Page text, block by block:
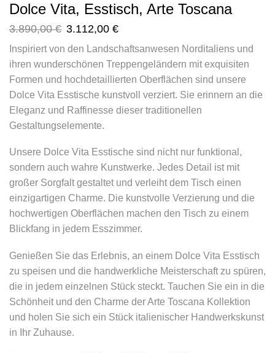
Dolce Vita, Esstisch, Arte Toscana
3.890,00€ 3.112,00 €
Inspiriert von den Landschaftsanwesen Norditaliens und
ihren wunderschönen Treppengeländern mit exquisiten
Formen und hochdetaillierten Oberflächen sind unsere
Dolce Vita Esstische kunstvoll verziert. Sie erinnern an die
Eleganz und Raffinesse dieser traditionellen
Gestaltungselemente.
Unsere Dolce Vita Esstische sind nicht nur funktional,
sondern auch wahre Kunstwerke. Jedes Detail ist mit
großer Sorgfalt gestaltet und verleiht dem Tisch einen
einzigartigen Charme. Die kunstvolle Verzierung und die
hochwertigen Oberflächen machen den Tisch zu einem
Blickfang in jedem Esszimmer.
Genießen Sie das Erlebnis, an einem Dolce Vita Esstisch
zu speisen und die handwerkliche Meisterschaft zu spüren,
die in jedem einzelnen Stück steckt. Tauchen Sie ein in die
Schönheit und den Charme der Arte Toscana Kollektion
und holen Sie sich ein Stück italienischer Handwerkskunst
in Ihr Zuhause.